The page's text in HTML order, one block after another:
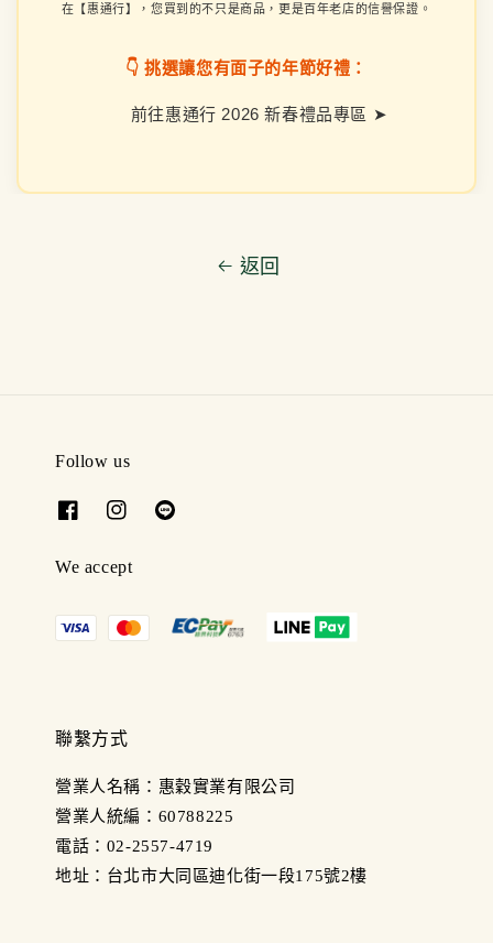
在【惠通行】，您買到的不只是商品，更是百年老店的信譽保證。
👇 挑選讓您有面子的年節好禮：
前往惠通行 2026 新春禮品專區 ➤
返回
Follow us
We accept
聯繫方式
營業人名稱：惠穀實業有限公司
營業人統編：60788225
電話：02-2557-4719
地址：台北市大同區迪化街一段175號2樓